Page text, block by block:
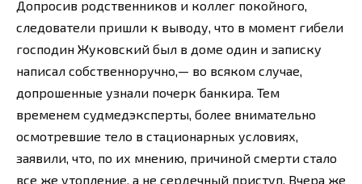
Допросив родственников и коллег покойного,
следователи пришли к выводу, что в момент гибели
господин Жуковский был в доме один и записку
написал собственноручно,— во всяком случае,
допрошенные узнали почерк банкира. Тем
временем судмедэксперты, более внимательно
осмотревшие тело в стационарных условиях,
заявили, что, по их мнению, причиной смерти стало
все же утопление, а не сердечный приступ. Вчера же